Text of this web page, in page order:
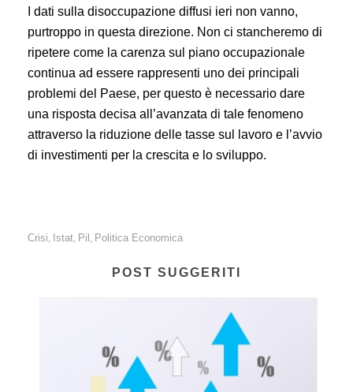
I dati sulla disoccupazione diffusi ieri non vanno,
purtroppo in questa direzione. Non ci stancheremo di
ripetere come la carenza sul piano occupazionale
continua ad essere rappresenti uno dei principali
problemi del Paese, per questo è necessario dare
una risposta decisa all’avanzata di tale fenomeno
attraverso la riduzione delle tasse sul lavoro e l’avvio
di investimenti per la crescita e lo sviluppo.
Crisi, Istat, Pil , Politica Economica
POST SUGGERITI